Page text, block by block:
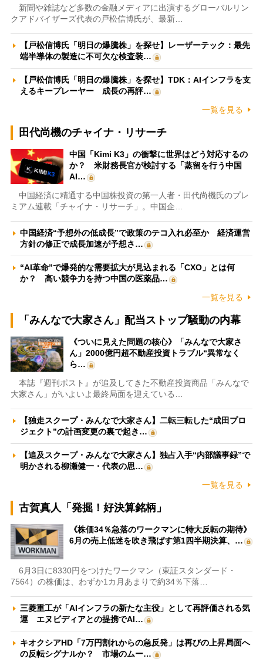
新聞や雑誌など多数の金融メディアに出演するグローバルリン
クアドバイザーズ代表の戸松信博氏が、最新…
【戸松信博氏「明日の爆騰株」を探せ】レーザーテック：最先
端半導体の製造に不可欠な検査装…
【戸松信博氏「明日の爆騰株」を探せ】TDK：AIインフラを支
えるキープレーヤー 成長の再評…
一覧を見る
田代尚機のチャイナ・リサーチ
中国「Kimi K3」の衝撃に世界はどう対応するの
か？ 米財務長官が検討する「蒸留を行う中国
AI…
中国経済に精通する中国株投資の第一人者・田代尚機氏のプレ
ミアム連載「チャイナ・リサーチ」。中国企…
中国経済“予想外の低成長”で政策のテコ入れ必至か 経済運営
方針の修正で成長加速が予想さ…
“AI革命”で爆発的な需要拡大が見込まれる「CXO」とは何
か？ 高い競争力を持つ中国の医薬品…
一覧を見る
「みんなで大家さん」配当ストップ騒動の内幕
《ついに見えた問題の核心》「みんなで大家さ
ん」2000億円超不動産投資トラブル“異常なく
ら…
本誌『週刊ポスト』が追及してきた不動産投資商品「みんなで
大家さん」がいよいよ最終局面を迎えている…
【独走スクープ・みんなで大家さん】二転三転した“成田プロ
ジェクト”の計画変更の裏で起き…
【追及スクープ・みんなで大家さん】独占入手“内部議事録”で
明かされる柳瀬健一・代表の思…
一覧を見る
古賀真人「発掘！好決算銘柄」
《株価34％急落のワークマンに特大反転の期待》
6月の売上低迷を吹き飛ばす第1四半期決算、…
6月3日に8330円をつけたワークマン（東証スタンダード・
7564）の株価は、わずか1カ月あまりで約34％下落…
三菱重工が「AIインフラの新たな主役」として再評価される気
運 エヌビディアとの提携でAI…
キオクシアHD「7万円割れからの急反発」は再びの上昇局面へ
の反転シグナルか？ 市場のムー…